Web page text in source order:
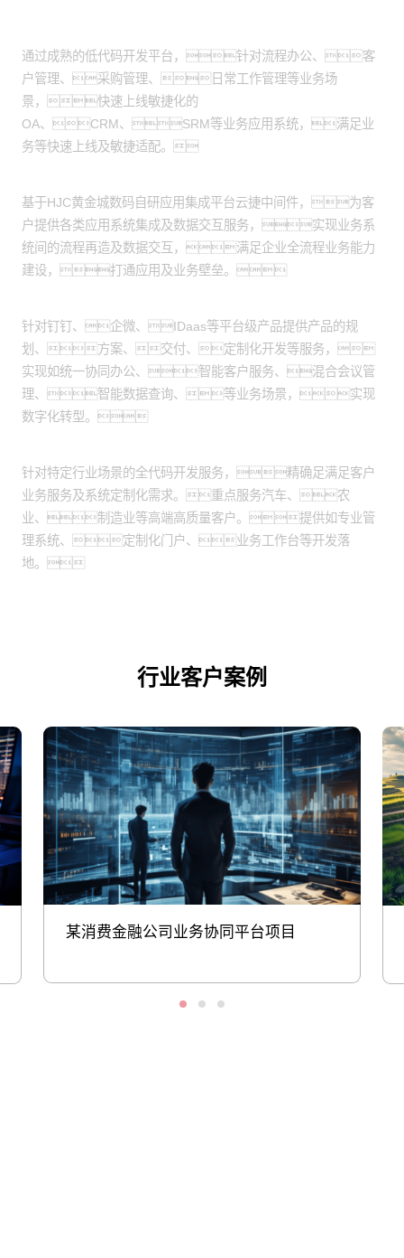
通过成熟的低代码开发平台，针对流程办公、客
户管理、采购管理、日常工作管理等业务场
景，快速上线敏捷化的
OA、CRM、SRM等业务应用系统，满足业
务等快速上线及敏捷适配。
基于HJC黄金城数码自研应用集成平台云捷中间件，为客
户提供各类应用系统集成及数据交互服务，实现业务系
统间的流程再造及数据交互，满足企业全流程业务能力
建设，打通应用及业务壁垒。
针对钉钉、企微、IDaas等平台级产品提供产品的规
划、方案、交付、定制化开发等服务，
实现如统一协同办公、智能客户服务、混合会议管
理、智能数据查询、等业务场景，实现
数字化转型。
针对特定行业场景的全代码开发服务，精确足满足客户
业务服务及系统定制化需求。重点服务汽车、农
业、制造业等高端高质量客户。提供如专业管
理系统、定制化门户、业务工作台等开发落
地。
行业客户案例
某消费金融公司业务协同平台项目